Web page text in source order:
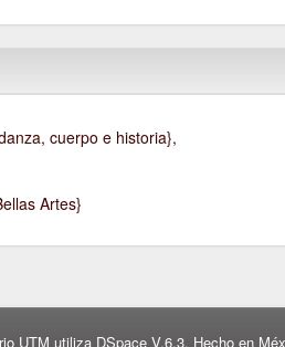
cuerpo e historia},
Artes}
UTM utiliza DSpace V.6.3. Hecho en